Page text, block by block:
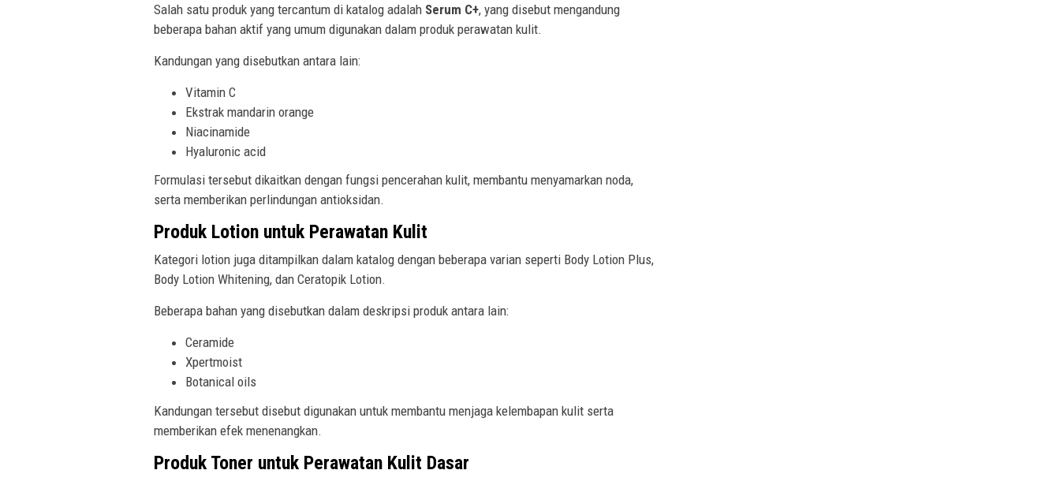
Salah satu produk yang tercantum di katalog adalah Serum C+, yang disebut mengandung
beberapa bahan aktif yang umum digunakan dalam produk perawatan kulit.
Kandungan yang disebutkan antara lain:
Vitamin C
Ekstrak mandarin orange
Niacinamide
Hyaluronic acid
Formulasi tersebut dikaitkan dengan fungsi pencerahan kulit, membantu menyamarkan noda,
serta memberikan perlindungan antioksidan.
Produk Lotion untuk Perawatan Kulit
Kategori lotion juga ditampilkan dalam katalog dengan beberapa varian seperti Body Lotion Plus,
Body Lotion Whitening, dan Ceratopik Lotion.
Beberapa bahan yang disebutkan dalam deskripsi produk antara lain:
Ceramide
Xpertmoist
Botanical oils
Kandungan tersebut disebut digunakan untuk membantu menjaga kelembapan kulit serta
memberikan efek menenangkan.
Produk Toner untuk Perawatan Kulit Dasar